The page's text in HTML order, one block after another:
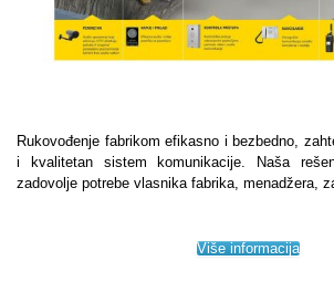
Rukovođenje fabrikom efikasno i bezbedno,
i kvalitetan sistem komunikacije. Naša
zadovolje potrebe vlasnika fabrika, menadžera,
Više informacija